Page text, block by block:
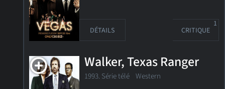
DÉTAILS CRITIQUE
1
Walker, Texas Ranger
1993. Série télé Western